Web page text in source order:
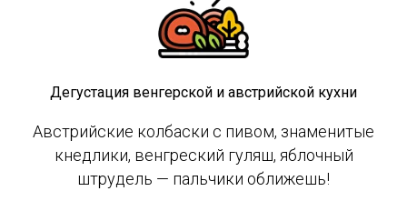
Дегустация венгерской и австрийской кухни
Австрийские колбаски с пивом, знаменитые
кнедлики, венгреский гуляш, яблочный
штрудель — пальчики оближешь!